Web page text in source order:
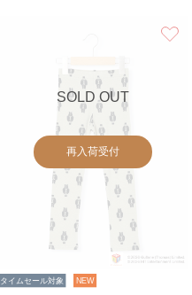
SOLD OUT
再入荷受付
タイムセール対象 NEW